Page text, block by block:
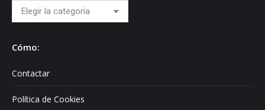
Hablo
sobre:
Cómo:
Contactar
Política de Cookies